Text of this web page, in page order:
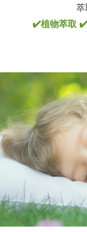
萃
✔️植物萃取